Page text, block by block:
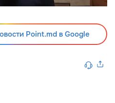
Point.md в Google